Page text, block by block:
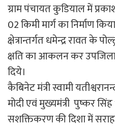
ग्राम पंचायत कुडियाल में
02 किमी मार्ग का निर्माण
क्षेत्रान्तर्गत धमेन्द्र रावत के
क्षति का आकलन कर
दिये।
कैबिनेट मंत्री स्वामी
मोदी एवं मुख्यमंत्री पुष्कर सिंह
सशक्तिकरण की दिशा में